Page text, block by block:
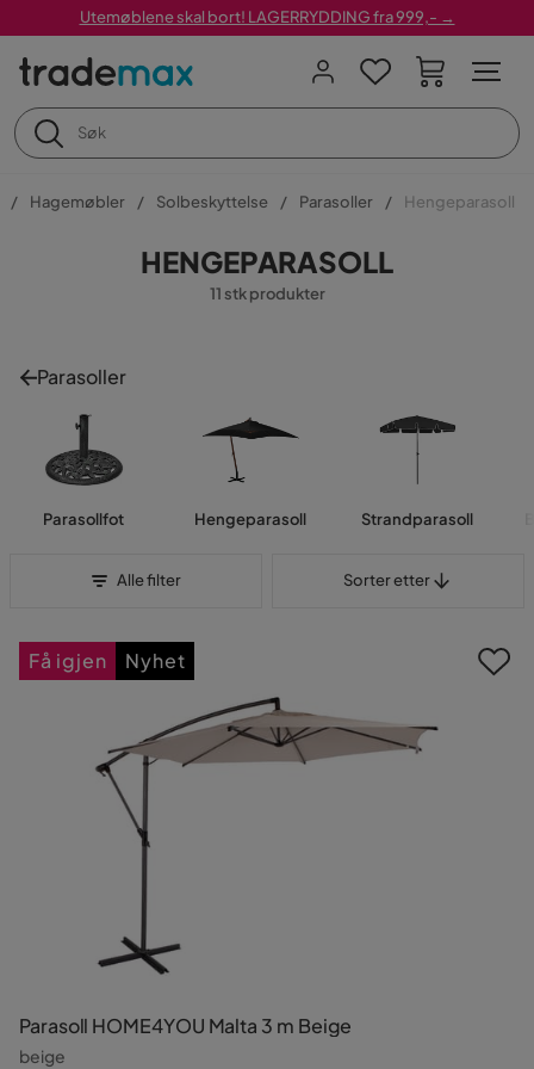
Utemøblene skal bort! LAGERRYDDING fra 999,- →
Hagemøbler Solbeskyttelse Parasoller Hengeparasoll
HENGEPARASOLL
11 stk produkter
Parasoller
Parasollfot Hengeparasoll Strandparasoll
Alle filter Sorter etter
Parasoll HOME4YOU Malta 3 m Beige
beige
Få igjen Nyhet